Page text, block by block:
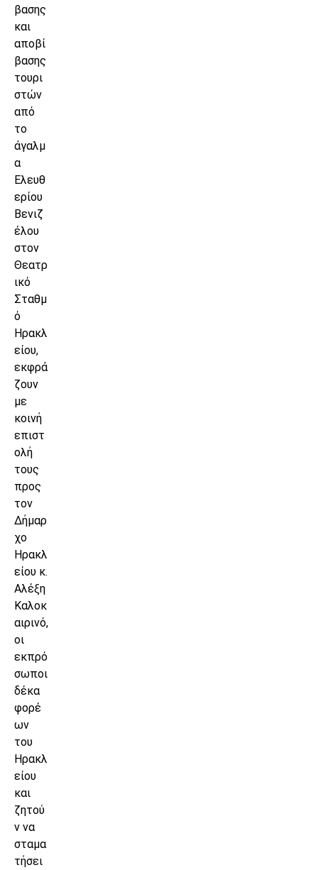
βασης
και
αποβί
βασης
τουρι
στών
από
το
άγαλμ
α
Ελευθ
ερίου
Βενιζ
έλου
στον
Θεατρ
ικό
Σταθμ
ό
Ηρακλ
είου,
εκφρά
ζουν
με
κοινή
επιστ
ολή
τους
προς
τον
Δήμαρ
χο
Ηρακλ
είου κ.
Αλέξη
Καλοκ
αιρινό,
οι
εκπρό
σωποι
δέκα
φορέ
ων
του
Ηρακλ
είου
και
ζητού
ν να
σταμα
τήσει